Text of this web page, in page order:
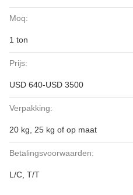
Moq:
1 ton
Prijs:
USD 640-USD 3500
Verpakking:
20 kg, 25 kg of op maat
Betalingsvoorwaarden:
L/C, T/T